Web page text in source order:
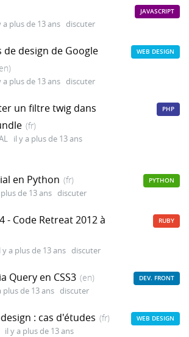
a plus de 13 ans discuter
JAVASCRIPT
de design de Google
a plus de 13 ans discuter
WEB DESIGN
un filtre twig dans
(fr)
il y a plus de 13 ans
PHP
en Python (fr)
de 13 ans discuter
PYTHON
- Code Retreat 2012 à
y a plus de 13 ans discuter
RUBY
Query en CSS3 (en)
plus de 13 ans discuter
DEV. FRONT
: cas d'études (fr)
il y a plus de 13 ans
WEB DESIGN